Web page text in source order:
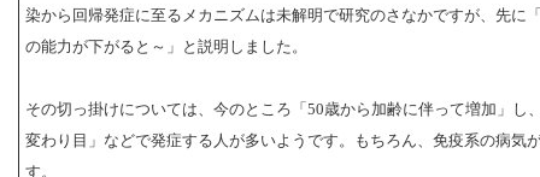
染から回帰発症に至るメカニズムは未解明で研究のさなかですが、先に
の能力が下がると～」と説明しました。
その切っ掛けについては、今のところ「50歳から加齢に伴って増加」し
変わり目」などで発症する人が多いようです。もちろん、免疫系の病気
す。